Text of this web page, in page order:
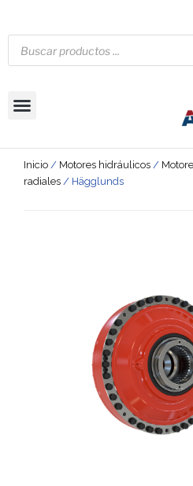
Inicio / Motores hidráulicos /
radiales / Hägglunds